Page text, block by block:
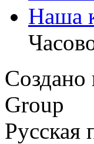
Наша
Group
Русская